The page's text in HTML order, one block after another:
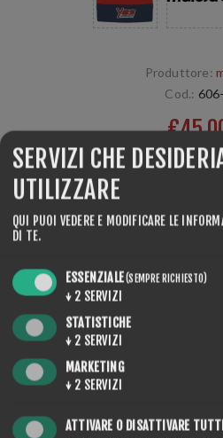
Produttore:
Cod.:
SERVIZI CHE
UTILIZZARE
QUI PUOI VEDERE E MODIFICARE LE
DI TE.
ESSENZIALE(SEMPRE RICHIESTO)
↓ 2 SERVIZI
STATISTICHE
↓ 2 SERVIZI
MARKETING
↓ 2 SERVIZI
ATTIVARE O DISATTIVARE